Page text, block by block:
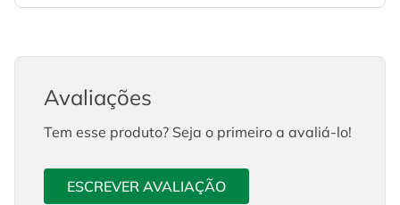
Avaliações
Tem esse produto? Seja o primeiro a avaliá-lo!
ESCREVER AVALIAÇÃO